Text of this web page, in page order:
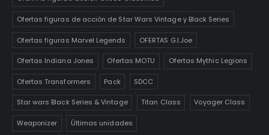
Ofertas figuras de acción de Star Wars Vintage y Black Series
Ofertas figuras Marvel Legends OFERTAS G.I.Joe
Ofertas Indiana Jones Ofertas MOTU Ofertas Mythic Legions
Ofertas Transformers Pack SDCC
Star wars Black Series & Vintage Titan Class Voyager Class
Weaponizer Últimas unidades